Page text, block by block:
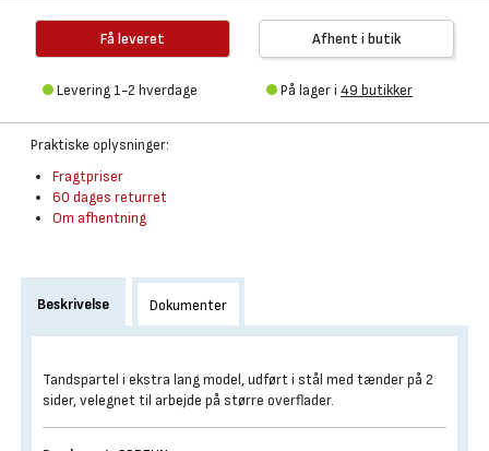
Få leveret
Levering 1-2 hverdage
Afhent i butik
På lager i 49 butikker
Praktiske oplysninger:
Fragtpriser
60 dages returret
Om afhentning
Beskrivelse Dokumenter
Tandspartel i ekstra lang model, udført i stål med tænder på 2
sider, velegnet til arbejde på større overflader.